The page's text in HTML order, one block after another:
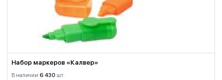
Набор маркеров «Калвер»
В наличии:6 430 шт.